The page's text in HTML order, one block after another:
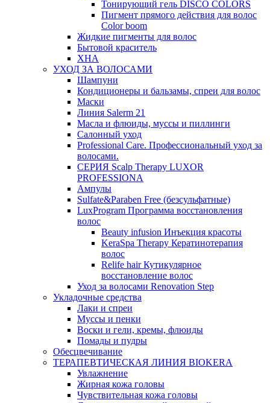
Тонирующий гель DISCO COLORS
Пигмент прямого действия для волос
Color boom
Жидкие пигменты для волос
Бытовой краситель
ХНА
УХОД ЗА ВОЛОСАМИ
Шампуни
Кондиционеры и бальзамы, спреи для волос
Маски
Линия Salerm 21
Масла и флюиды, муссы и пиллинги
Салонный уход
Professional Care. Профессиональный уход за
волосами.
СЕРИЯ Scalp Therapy LUXOR
PROFESSIONA
Ампулы
Sulfate&Paraben Free (безсульфатные)
LuxProgram Программа восстановления
волос
Beauty infusion Инъекция красоты
KeraSpa Therapy Кератинотерапия
волос
Relife hair Кутикулярное
восстановление волос
Уход за волосами Renovation Step
Укладочные средства
Лаки и спреи
Муссы и пенки
Воски и гели, кремы, флюиды
Помады и пудры
Обесцвечивание
ТЕРАПЕВТИЧЕСКАЯ ЛИНИЯ BIOKERA
Увлажнение
Жирная кожа головы
Чувствительная кожа головы